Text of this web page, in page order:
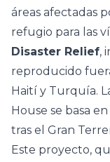
áreas afectadas
refugio para las
Disaster Relief,
reproducido
Haití y Turquía.
House se basa
tras el Gran
Este proyecto,